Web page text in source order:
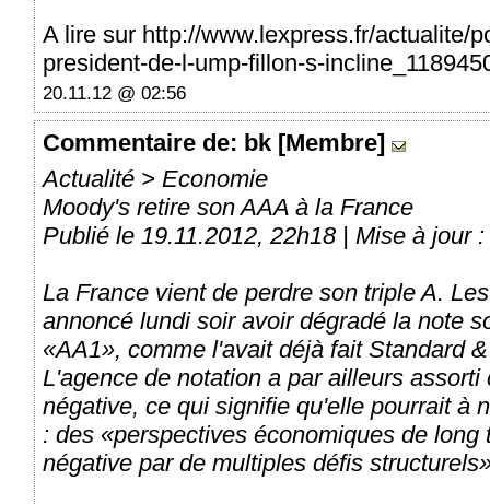
A lire sur http://www.lexpress.fr/actualite/
president-de-l-ump-fillon-s-
20.11.12 @ 02:56
Commentaire de: bk [Membre]
Actualité > Economie
Moody's retire son AAA à la France
Publié le 19.11.2012, 22h18 | Mise à jour
La France vient de perdre son triple A.
annoncé lundi soir avoir dégradé la note
«AA1», comme l'avait déjà fait Standard
L'agence de notation a par ailleurs
négative, ce qui signifie qu'elle pourrait à
: des «perspectives économiques de
négative par de multiples défis